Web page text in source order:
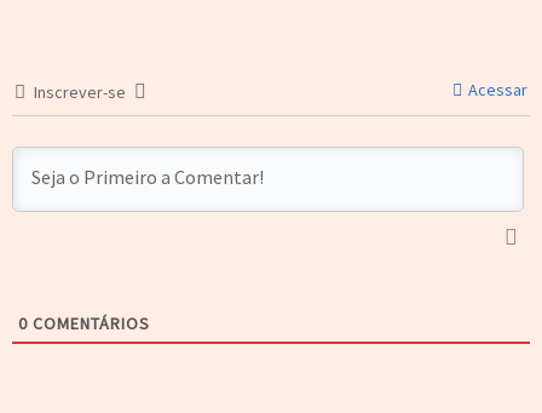
Inscrever-se Acessar
0 COMENTÁRIOS